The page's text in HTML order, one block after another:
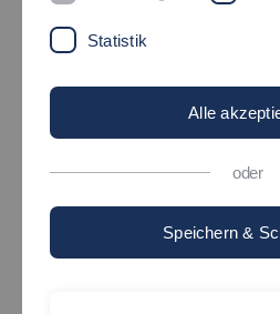
Übersicht der verfügbaren
Statistik
Alle
oder
Speichern &